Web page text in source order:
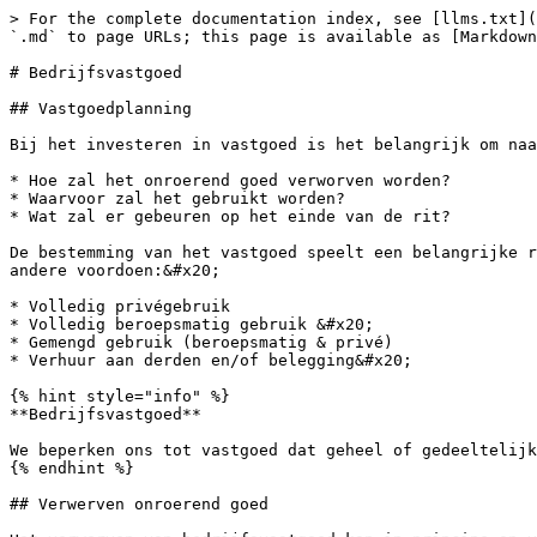
> For the complete documentation index, see [llms.txt](https://knowledge.plutus.be/llms.txt). Markdown versions of documentation pages are available by appending `.md` to page URLs; this page is available as [Markdown](https://knowledge.plutus.be/onderneming-runnen/investeringen-en-bedrijfsmiddelen/bedrijfsvastgoed.md).

# Bedrijfsvastgoed

## Vastgoedplanning

Bij het investeren in vastgoed is het belangrijk om naar de lange termijnplannen te kijken:&#x20;

* Hoe zal het onroerend goed verworven worden?
* Waarvoor zal het gebruikt worden?
* Wat zal er gebeuren op het einde van de rit?

De bestemming van het vastgoed speelt een belangrijke rol op vlak van financiering, beheer, fiscaliteit, overdrachten, enz. De volgende scenario's kunnen zich onder andere voordoen:&#x20;

* Volledig privégebruik
* Volledig beroepsmatig gebruik &#x20;
* Gemengd gebruik (beroepsmatig & privé)
* Verhuur aan derden en/of belegging&#x20;

{% hint style="info" %}
**Bedrijfsvastgoed**

We beperken ons tot vastgoed dat geheel of gedeeltelijk voor beroepsmatige doeleinden en/of voor het genereren van beroepsinkomsten gebruikt wordt.&#x20;
{% endhint %}

## Verwerven onroerend goed

Het verwerven van bedrijfsvastgoed kan in principe op verschillende manieren, namelijk door:&#x20;

* Aankoop privé
* Aankoop via de vennootschap&#x20;
* Gesplitste aankoop&#x20;
* Inbreng in een vennootschap
* Bouwen of oprichten

### Aankoop privé / via eenmanszaak

Werd het gebouw privé aangekocht maar geheel of gedeeltelijk beroepsmatig gebruikt in een eenmanszaak? Dan kunnen de kosten in aftrek gebracht worden bij volledig beroepsmatig gebruik. Gaat het om een onroerend goed dat gedeeltelijk privé gebruikt wordt? Dan moet de aftrek van de kosten beperkt worden tot het beroepsmatig gedeelte.&#x20;

Bij de aankoop van een gebouw ben je in principe registratierechten verschuldigd, in Vlaanderen is dit 12%.&#x20;

Gaat het echter om een nieuw gebouw, dan *kan* er btw aangerekend worden. Het standaard btw-tarief is 21%. De btw kan echter gerecupereerd worden naargelang het beroepsmatig gebruik, de [btw-hoedanigheid](/belastingen-en-bijdragen/btw/btw-hoedanigheid.md) en de activiteiten van je onderneming.

### Aankoop via vennootschap

Indien het onroerend goed dient voor het behouden of genereren van bedrijfsinkomsten, dan kunnen de kosten in principe ook in aftrek gebracht worden.&#x20;

Gaat het om gedeeltelijk beroepsmatig gebruik of bv. een woning die grotendeels of geheel privé wordt gebruikt, dan is het moeilijker om de kosten zomaar in te brengen en vergt dit een sterke onderbouwing.&#x20;

De vennootschap kan in principe een woning (gratis) ter beschikking stellen aan een bedrijfsleider als 'verloning' voor zijn prestaties, waarbij de bedrijfsleider wederom belast wordt op een voordeel van alle aard. Let wel op dat dit ook sterk moet gedocumenteerd en onderbouwd worden omwille van de bezoldigingstheorie.&#x20;

Bij de aankoop van een gebouw ben je in principe registratierechten verschuldigd, in Vlaanderen is dit 12%.&#x20;

Gaat het echter om een nieuw gebouw, dan *kan* er btw aangerekend worden. Het standaard btw-tarief is 21%. De